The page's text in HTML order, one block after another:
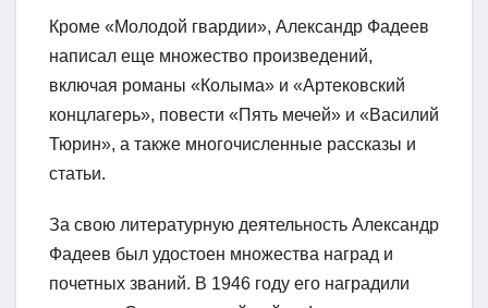
Кроме «Молодой гвардии», Александр Фадеев
написал еще множество произведений,
включая романы «Колыма» и «Артековский
концлагерь», повести «Пять мечей» и «Василий
Тюрин», а также многочисленные рассказы и
статьи.
За свою литературную деятельность Александр
Фадеев был удостоен множества наград и
почетных званий. В 1946 году его наградили